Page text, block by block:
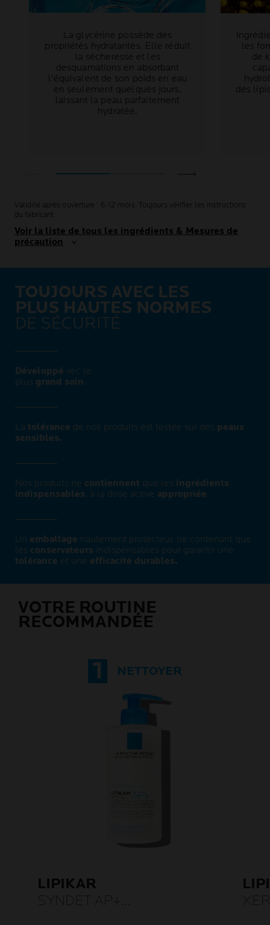
La glycérine possède des
propriétés hydratantes. Elle réduit
la sécheresse et les
desquamations en absorbant
l'équivalent de son poids en eau
en seulement quelques jours,
laissant la peau parfaitement
hydratée.
les
de
des
Validité après ouverture : 6-12 mois. Toujours vérifier les instructions
du fabricant.
Voir la liste de tous les ingrédients & Mesures de
précaution
TOUJOURS AVEC LES
PLUS HAUTES NORMES
DE SÉCURITÉ ​
Développé vec le
plus grand soin​
La tolérance de nos produits est testée sur des peaux
sensibles.
Nos produits ne contiennent que les ingrédients
indispensables, à la dose active appropriée
Un emballage hautement protecteur, ne contenant que
les conservateurs indispensables pour garantir une
tolérance et une efficacité durables.
VOTRE ROUTINE
RECOMMANDÉE
1 NETTOYER
LIPIKAR
SYNDET AP+